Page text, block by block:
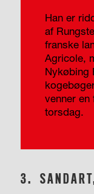
Han er
af
franske
Agricole,
Nykøbing
venner en
torsdag.
3.